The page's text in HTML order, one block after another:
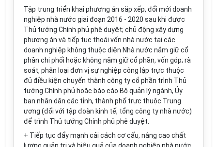
Tập trung triển khai phương án sắp xếp, đổi mới doanh
nghiệp nhà nước giai đoạn 2016 - 2020 sau khi được
Thủ tướng Chính phủ phê duyệt; chủ động xây dựng
phương án và tiếp tục thoái vốn nhà nước tại các
doanh nghiệp không thuộc diện Nhà nước nắm giữ cổ
phần chi phối hoặc không nắm giữ cổ phần, vốn góp; rà
soát, phân loại đơn vị sự nghiệp công lập trực thuộc
đủ điều kiện chuyển thành công ty cổ phần trình Thủ
tướng Chính phủ hoặc báo cáo Bộ quản lý ngành, Ủy
ban nhân dân các tỉnh, thành phố trực thuộc Trung
ương (đối với tập đoàn kinh tế, tổng công ty nhà nước)
để trình Thủ tướng Chính phủ phê duyệt.
+ Tiếp tục đẩy mạnh cải cách cơ cấu, nâng cao chất